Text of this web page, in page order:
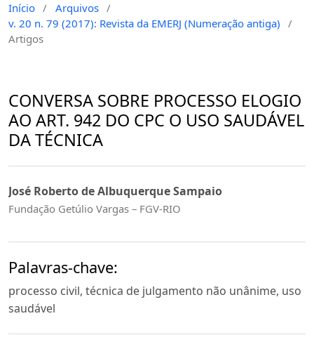
Início / Arquivos /
v. 20 n. 79 (2017): Revista da EMERJ (Numeração antiga)
/
Artigos
CONVERSA SOBRE PROCESSO ELOGIO
AO ART. 942 DO CPC O USO SAUDÁVEL
DA TÉCNICA
José Roberto de Albuquerque Sampaio
Fundação Getúlio Vargas – FGV-RIO
Palavras-chave:
processo civil, técnica de julgamento não unânime, uso
saudável